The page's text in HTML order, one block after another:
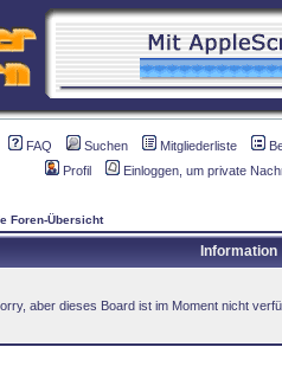
FAQ Suchen Mitgliederliste
Profil
Einloggen, um private
Foren-Übersicht
Information
aber dieses Board ist im Moment nicht